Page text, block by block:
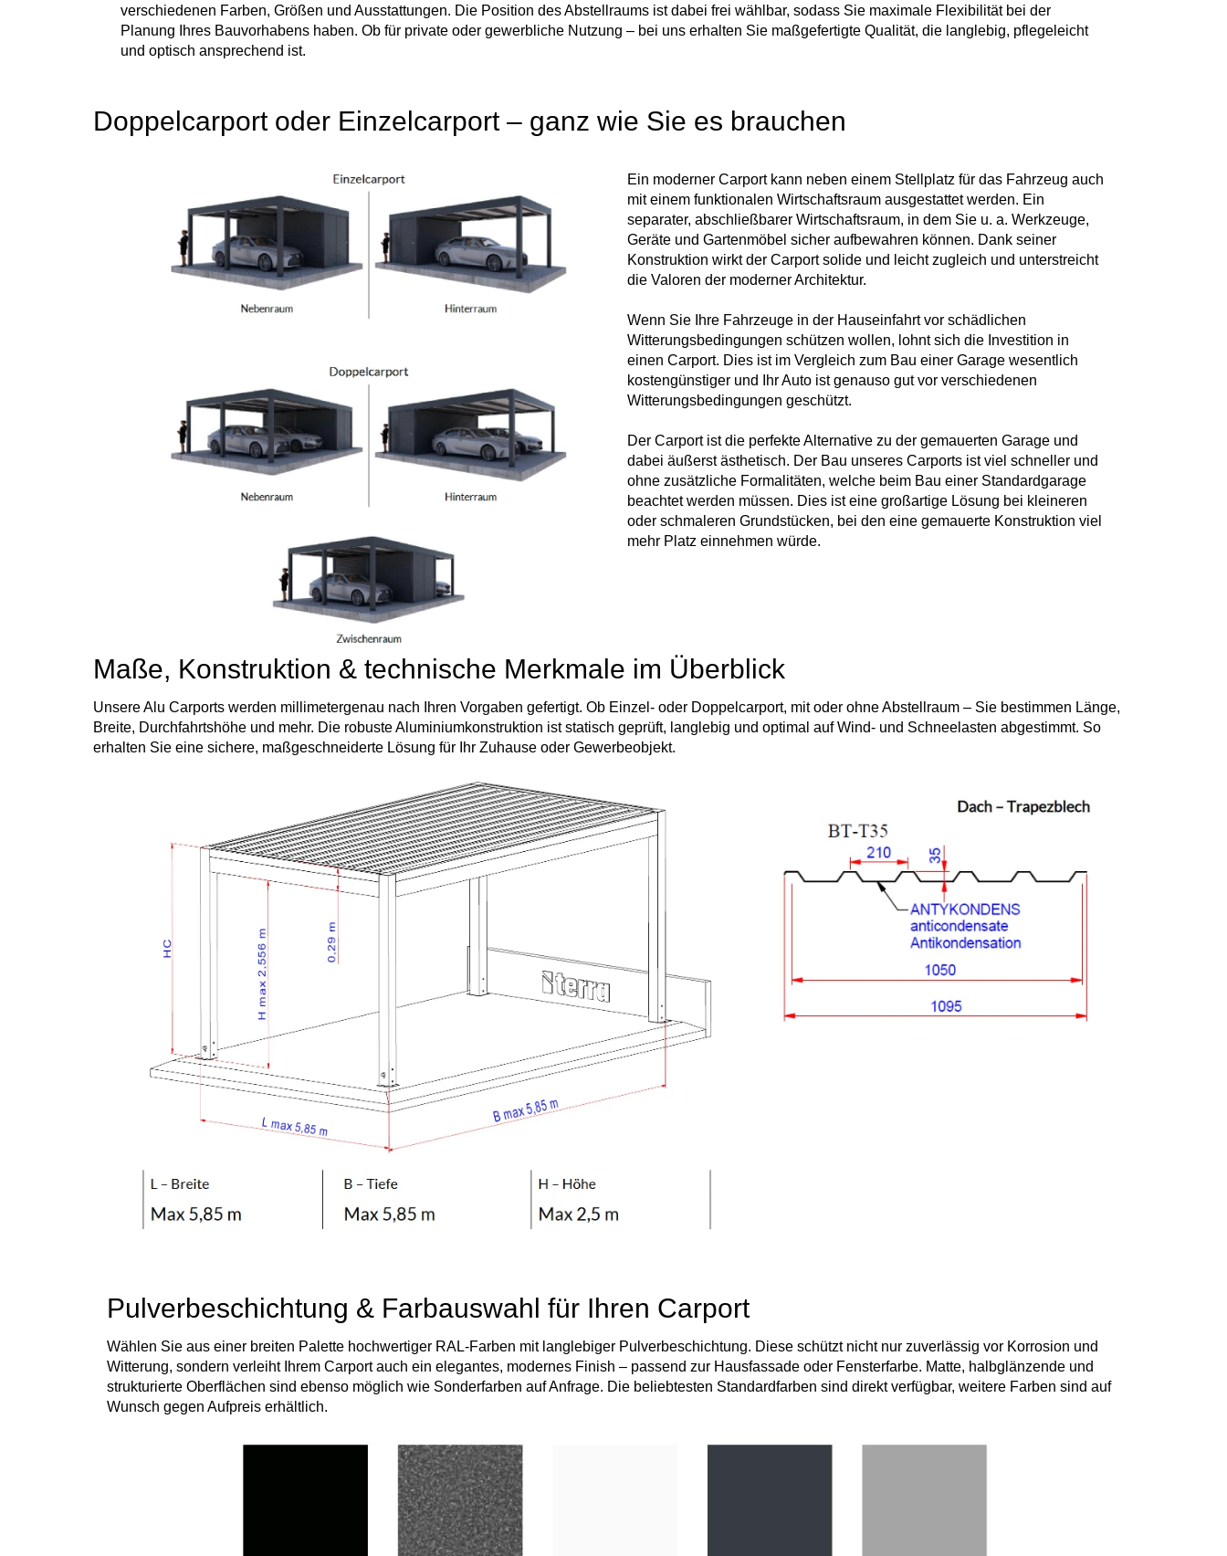
verschiedenen Farben, Größen und Ausstattungen. Die Position des Abstellraums ist dabei frei wählbar, sodass Sie maximale Flexibilität bei der
Planung Ihres Bauvorhabens haben. Ob für private oder gewerbliche Nutzung – bei uns erhalten Sie maßgefertigte Qualität, die langlebig, pflegeleicht
und optisch ansprechend ist.
Doppelcarport oder Einzelcarport – ganz wie Sie es brauchen
Ein moderner Carport kann neben einem Stellplatz für das Fahrzeug auch
mit einem funktionalen Wirtschaftsraum ausgestattet werden. Ein
separater, abschließbarer Wirtschaftsraum, in dem Sie u. a. Werkzeuge,
Geräte und Gartenmöbel sicher aufbewahren können. Dank seiner
Konstruktion wirkt der Carport solide und leicht zugleich und unterstreicht
die Valoren der moderner Architektur.
Wenn Sie Ihre Fahrzeuge in der Hauseinfahrt vor schädlichen
Witterungsbedingungen schützen wollen, lohnt sich die Investition in
einen Carport. Dies ist im Vergleich zum Bau einer Garage wesentlich
kostengünstiger und Ihr Auto ist genauso gut vor verschiedenen
Witterungsbedingungen geschützt.
Der Carport ist die perfekte Alternative zu der gemauerten Garage und
dabei äußerst ästhetisch. Der Bau unseres Carports ist viel schneller und
ohne zusätzliche Formalitäten, welche beim Bau einer Standardgarage
beachtet werden müssen. Dies ist eine großartige Lösung bei kleineren
oder schmaleren Grundstücken, bei den eine gemauerte Konstruktion viel
mehr Platz einnehmen würde.
Maße, Konstruktion & technische Merkmale im Überblick
Unsere Alu Carports werden millimetergenau nach Ihren Vorgaben gefertigt. Ob Einzel- oder Doppelcarport, mit oder ohne Abstellraum – Sie bestimmen Länge,
Breite, Durchfahrtshöhe und mehr. Die robuste Aluminiumkonstruktion ist statisch geprüft, langlebig und optimal auf Wind- und Schneelasten abgestimmt. So
erhalten Sie eine sichere, maßgeschneiderte Lösung für Ihr Zuhause oder Gewerbeobjekt.
Pulverbeschichtung & Farbauswahl für Ihren Carport
Wählen Sie aus einer breiten Palette hochwertiger RAL-Farben mit langlebiger Pulverbeschichtung. Diese schützt nicht nur zuverlässig vor Korrosion und
Witterung, sondern verleiht Ihrem Carport auch ein elegantes, modernes Finish – passend zur Hausfassade oder Fensterfarbe. Matte, halbglänzende und
strukturierte Oberflächen sind ebenso möglich wie Sonderfarben auf Anfrage. Die beliebtesten Standardfarben sind direkt verfügbar, weitere Farben sind auf
Wunsch gegen Aufpreis erhältlich.